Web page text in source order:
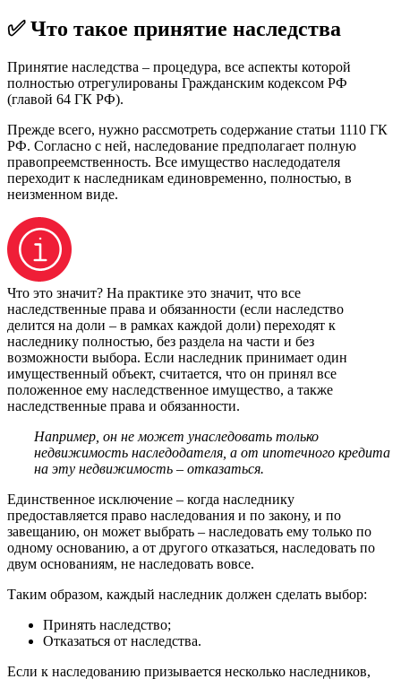
✅ Что такое принятие наследства
Принятие наследства – процедура, все аспекты которой
полностью отрегулированы Гражданским кодексом РФ
(главой 64 ГК РФ).
Прежде всего, нужно рассмотреть содержание статьи 1110 ГК
РФ. Согласно с ней, наследование предполагает полную
правопреемственность. Все имущество наследодателя
переходит к наследникам единовременно, полностью, в
неизменном виде.
Что это значит? На практике это значит, что все
наследственные права и обязанности (если наследство
делится на доли – в рамках каждой доли) переходят к
наследнику полностью, без раздела на части и без
возможности выбора. Если наследник принимает один
имущественный объект, считается, что он принял все
положенное ему наследственное имущество, а также
наследственные права и обязанности.
Например, он не может унаследовать только
недвижимость наследодателя, а от ипотечного кредита
на эту недвижимость – отказаться.
Единственное исключение – когда наследнику
предоставляется право наследования и по закону, и по
завещанию, он может выбрать – наследовать ему только по
одному основанию, а от другого отказаться, наследовать по
двум основаниям, не наследовать вовсе.
Таким образом, каждый наследник должен сделать выбор:
Принять наследство;
Отказаться от наследства.
Если к наследованию призывается несколько наследников,